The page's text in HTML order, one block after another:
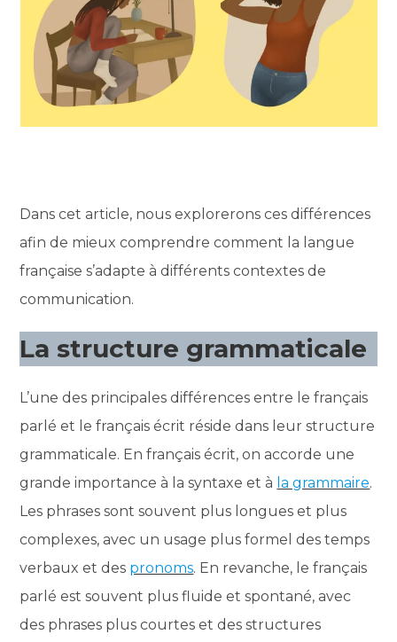
Dans cet article, nous explorerons ces différences
afin de mieux comprendre comment la langue
française s’adapte à différents contextes de
communication.
La structure grammaticale
L’une des principales différences entre le français
parlé et le français écrit réside dans leur structure
grammaticale. En français écrit, on accorde une
grande importance à la syntaxe et à la grammaire.
Les phrases sont souvent plus longues et plus
complexes, avec un usage plus formel des temps
verbaux et des pronoms. En revanche, le français
parlé est souvent plus fluide et spontané, avec
des phrases plus courtes et des structures